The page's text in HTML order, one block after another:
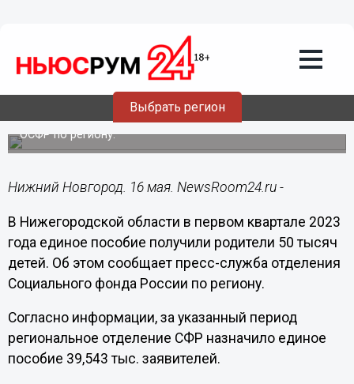
Выбрать регион
16.05.202320:54
Единое пособие получили родители 50
тысяч детей в Нижегородской области
Данные за первый квартал текущего года приводит
ОСФР по региону.
Нижний Новгород. 16 мая. NewsRoom24.ru -
В Нижегородской области в первом квартале 2023
года единое пособие получили родители 50 тысяч
детей. Об этом сообщает пресс-служба отделения
Социального фонда России по региону.
Согласно информации, за указанный период
региональное отделение СФР назначило единое
пособие 39,543 тыс. заявителей.